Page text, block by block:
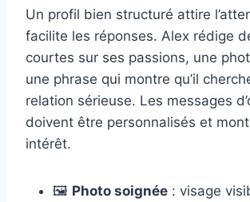
Un profil bien structuré attire
facilite les réponses. Alex rédige
courtes sur ses passions, une
une phrase qui montre qu’il
relation sérieuse. Les messages
doivent être personnalisés et
intérêt.
🖼️ Photo soignée : visage